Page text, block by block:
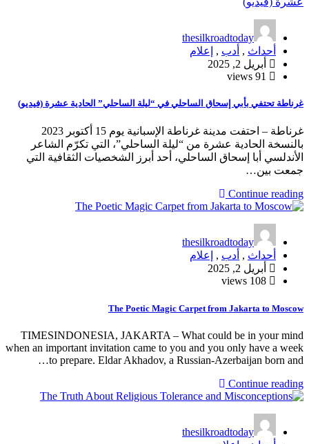
thesilkroadtoday
أحداث , أدب ,
إعلام
أبريل 2, 2025
غرناطة تحتفي بأبي إسحاق الساحلي في “ليلة الساحلي” الحادية عشرة (فيديو)
غرناطة – احتفت مدينة غرناطة الإسبانية يوم 15 أكتوبر 2023
بالنسخة الحادية عشرة من “ليلة الساحلي”، التي تكرّم الشاعر
الأندلسي أبا إسحاق الساحلي، أحد أبرز الشخصيات الثقافية التي
جمعت بين…
Continue reading
thesilkroadtoday
أحداث , أدب ,
إعلام
أبريل 2, 2025
The Poetic Magic Carpet from Jakarta to Moscow
TIMESINDONESIA, JAKARTA – What could be in your mind
when an important invitation came to you and you only have a week
to prepare. Eldar Akhadov, a Russian-Azerbaijan born and…
Continue reading
thesilkroadtoday